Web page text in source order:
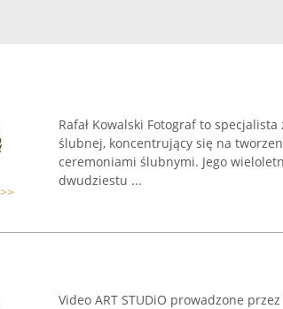
Rafał Kowalski Fotograf to
ślubnej, koncentrujący się na
ceremoniami ślubnymi. Jego
dwudziestu ...
Video ART STUDiO prowadzone